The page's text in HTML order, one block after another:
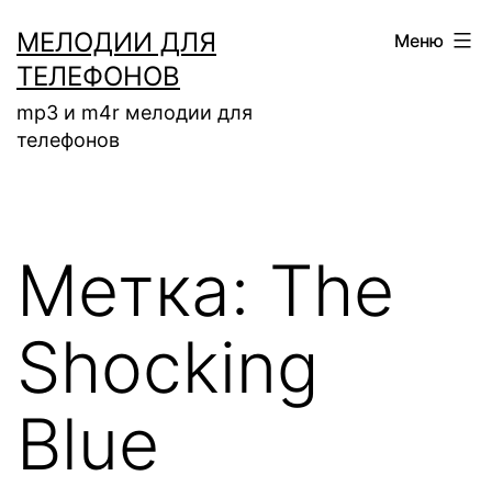
содержимому
МЕЛОДИИ ДЛЯ
ТЕЛЕФОНОВ
mp3 и m4r мелодии для
телефонов
Меню
Метка: The
Shocking
Blue